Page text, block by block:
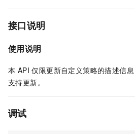
接口说明
使用说明
本 API 仅限更新自定义策略的描述信
支持更新。
调试